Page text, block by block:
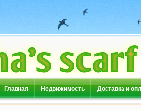
Главная Недвижимость Доставка и